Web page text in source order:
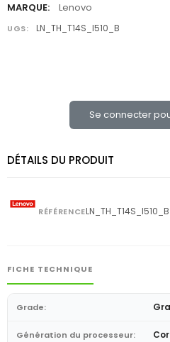
MARQUE: Lenovo
UGS: LN_TH_T14S_I510_B
Se connecter
DÉTAILS DU PRODUIT
RÉFÉRENCELN_TH_T14S_I510_B
FICHE TECHNIQUE
Grade:
Génération du processeur: